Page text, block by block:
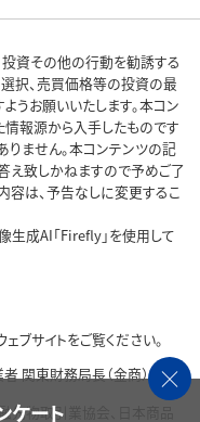
資その他の行動を勧誘する
択、売買価格等の投資の最
うお願いいたします。本コン
報源から入手したものです
ません。本コンテンツの記
え致しかねますので予めご了
容は、予告なしに変更するこ
成AI「Firefly」を使用して
ブサイトをご覧ください。
関東財務局長（金商）第195
先物取引業協会、日本商品
ケート